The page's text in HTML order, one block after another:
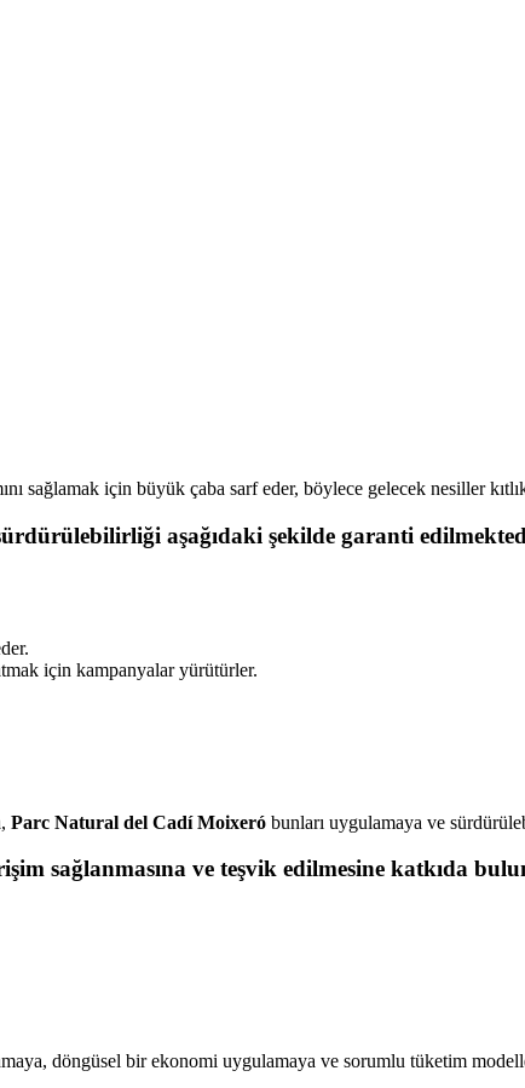
sağlamak için büyük çaba sarf eder, böylece gelecek nesiller
aşağıdaki şekilde garanti
için kampanyalar yürütürler.
Parc Natural del Cadí Moixeró bunları uygulamaya ve
sağlanmasına ve teşvik edilmesine katkıda
döngüsel bir ekonomi uygulamaya ve sorumlu tüketim